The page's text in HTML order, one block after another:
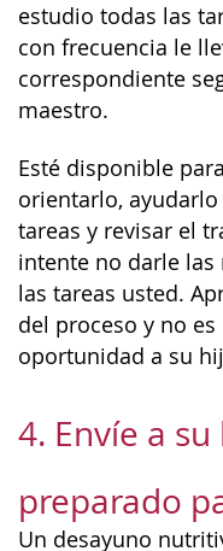
estudio todas las
con frecuencia le
correspondiente
maestro.
Esté disponible
orientarlo,
tareas y revisar el
intente no darle las
las tareas usted.
del proceso y no
oportunidad a su
4. Envíe a
preparado
Un desayuno